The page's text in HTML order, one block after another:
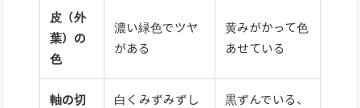
皮（外
葉）の
色
濃い緑色でツヤ
がある
黄みがかって色
あせている
軸の切
白くみずみずし
黒ずんでいる、